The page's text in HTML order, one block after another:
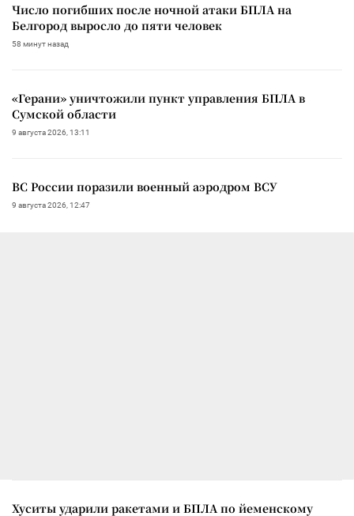
Число погибших после ночной атаки БПЛА на
Белгород выросло до пяти человек
58 минут назад
«Герани» уничтожили пункт управления БПЛА в
Сумской области
9 августа 2026, 13:11
ВС России поразили военный аэродром ВСУ
9 августа 2026, 12:47
Хуситы ударили ракетами и БПЛА по йеменскому